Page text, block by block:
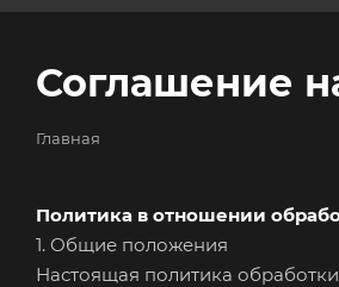
Соглашение
Главная
Политика в отношении
1. Общие положения
Настоящая политика